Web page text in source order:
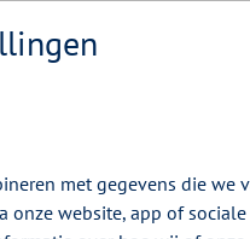
met gegevens die we
website, app of sociale